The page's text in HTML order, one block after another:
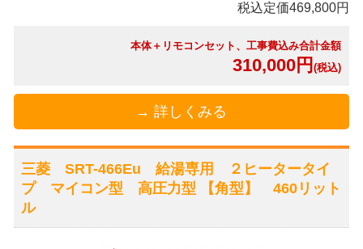
税込定価469,800円
本体＋リモコンセット、工事費込み合計金額
310,000円 (税込)
→ 詳しくみる
三菱 SRT-466Eu 給湯専用 ２ヒータータイ
プ マイコン型 高圧力型 【角型】 460リット
ル